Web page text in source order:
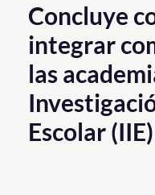
PUCV Internacional
Vinculación con el
Admisión
Pregrado
Concluye
integrar
las
Escolar (IIE)